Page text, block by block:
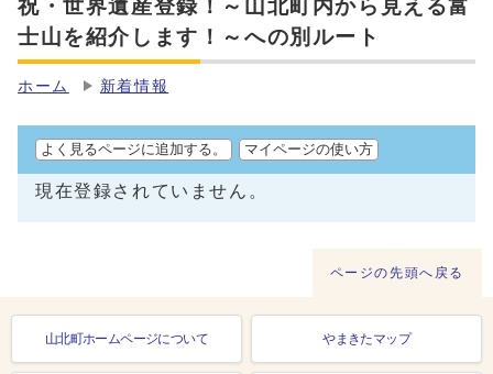
祝・世界遺産登録！～山北町内から見える富
士山を紹介します！～への別ルート
ホーム 新着情報
よく見るページに追加する。 マイページの使い方
現在登録されていません。
ページの先頭へ戻る
山北町ホームページについて やまきたマップ